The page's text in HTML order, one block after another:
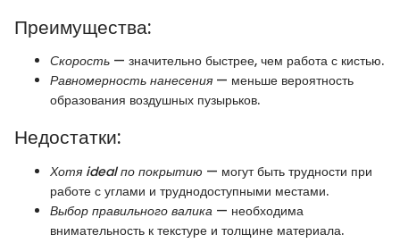
Преимущества:
Скорость — значительно быстрее, чем работа с кистью.
Равномерность нанесения — меньше вероятность
образования воздушных пузырьков.
Недостатки:
Хотя ideal по покрытию — могут быть трудности при
работе с углами и труднодоступными местами.
Выбор правильного валика — необходима
внимательность к текстуре и толщине материала.